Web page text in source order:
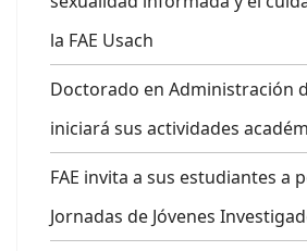
la FAE Usach
Doctorado en Administración
iniciará sus actividades
FAE invita a sus estudiantes a
Jornadas de Jóvenes